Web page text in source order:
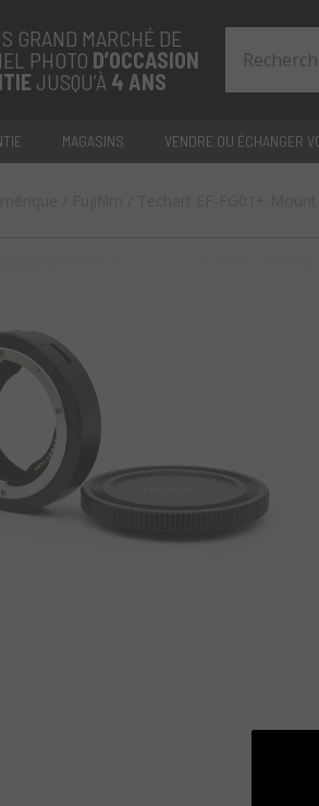
GRAND MARCHÉ DE
PHOTO D’OCCASION
JUSQU’À 4 ANS
MAGASINS VENDRE OU ÉCHANGER